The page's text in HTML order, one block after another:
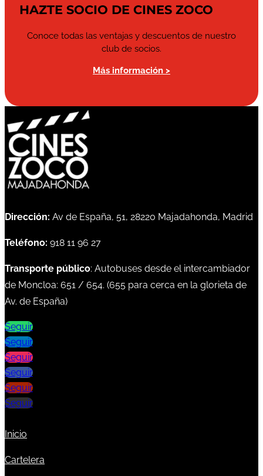
HAZTE SOCIO DE CINES ZOCO
Conoce todas las ventajas y descuentos de nuestro
club de socios.
Más información >
Dirección: Av de España, 51, 28220 Majadahonda, Madrid
Teléfono: 918 11 96 27
Transporte público: Autobuses desde el intercambiador
de Moncloa: 651 / 654. (655 para cerca en la glorieta de
Av. de España)
Seguir
Seguir
Seguir
Seguir
Seguir
Seguir
Inicio
Cartelera